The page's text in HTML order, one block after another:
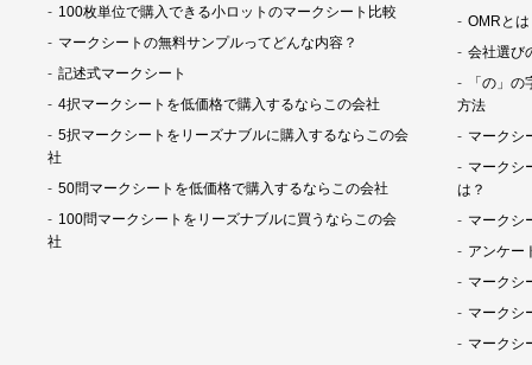
100枚単位で購入できる小ロットのマークシート比較
マークシートの無料サンプルってどんな内容？
記述式マークシート
4択マークシートを低価格で購入するならこの会社
5択マークシートをリーズナブルに購入するならこの会
社
50問マークシートを低価格で購入するならこの会社
100問マークシートをリーズナブルに買うならこの会
社
OMRと
会社選び
「の」
方法
マークシ
マークシ
は？
マークシ
アンケー
マークシ
マークシ
マークシ